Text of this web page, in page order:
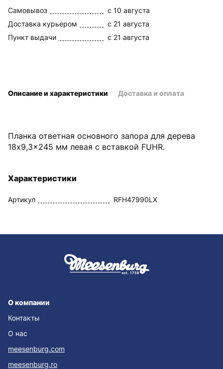
Самовывоз
c 10 августа
Доставка курьером
c 21 августа
Пункт выдачи
c 21 августа
Планка ответная основного запора для дерева
18x9,3x245 мм левая с вставкой FUHR.
Характеристики
Артикул RFH47990LX
Описание и характеристики Доставка и оплата
О компании
Контакты
О нас
meesenburg.com
meesenburg.ro